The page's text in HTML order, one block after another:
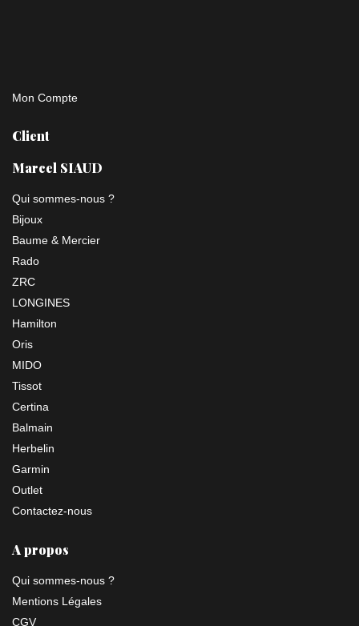
Mon Compte
Client
Marcel SIAUD
Qui sommes-nous ?
Bijoux
Baume & Mercier
Rado
ZRC
LONGINES
Hamilton
Oris
MIDO
Tissot
Certina
Balmain
Herbelin
Garmin
Outlet
Contactez-nous
A propos
Qui sommes-nous ?
Mentions Légales
CGV